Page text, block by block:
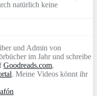
natürlich keine
und Admin von
im Jahr und schreibe
Goodreads.com,
. Meine Videos könnt ihr